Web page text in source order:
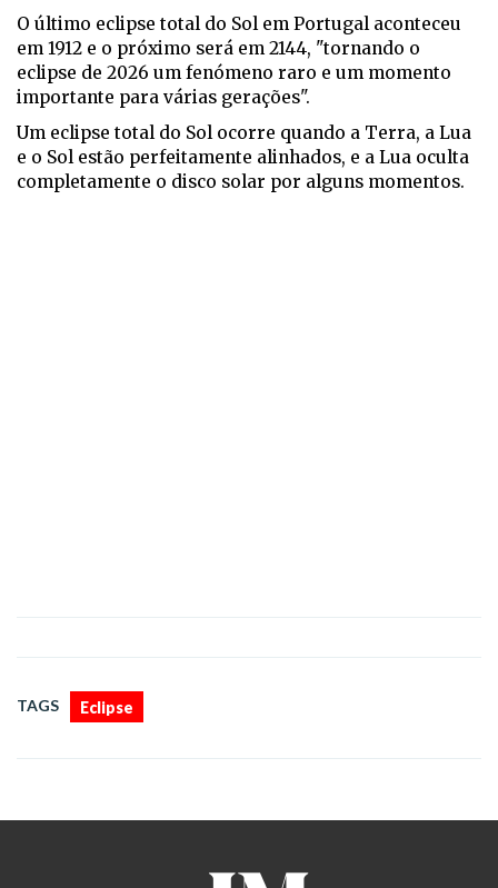
O último eclipse total do Sol em Portugal aconteceu
em 1912 e o próximo será em 2144, "tornando o
eclipse de 2026 um fenómeno raro e um momento
importante para várias gerações".
Um eclipse total do Sol ocorre quando a Terra, a Lua
e o Sol estão perfeitamente alinhados, e a Lua oculta
completamente o disco solar por alguns momentos.
TAGS Eclipse